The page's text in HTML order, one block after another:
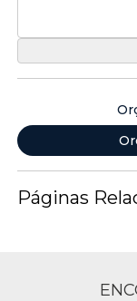
Páginas